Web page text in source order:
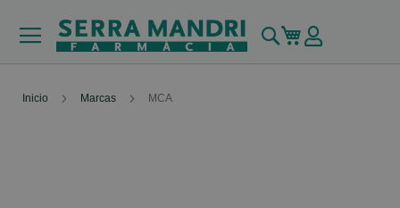
Buscar
Mi carrito
Inicio Marcas MCA